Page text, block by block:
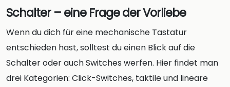
Schalter – eine Frage der Vorliebe
Wenn du dich für eine mechanische Tastatur
entschieden hast, solltest du einen Blick auf die
Schalter oder auch Switches werfen. Hier findet man
drei Kategorien: Click-Switches, taktile und lineare